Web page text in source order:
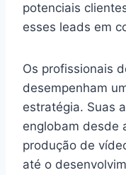
potenciais
esses leads em
Os profissionais
desempenham
estratégia. Suas
englobam desde
produção de
até o